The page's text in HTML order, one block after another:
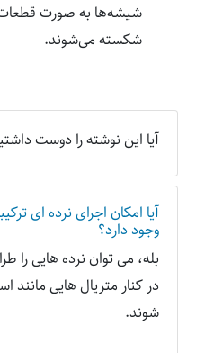
شیشه‌ها به صورت
شکسته می‌شوند.
آیا این نوشته را دوست
آیا امکان اجرای نرده ای
وجود دارد؟
بله، می توان نرده هایی
در کنار متریال هایی مانند
شوند.